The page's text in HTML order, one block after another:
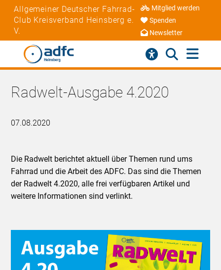
Allgemeiner Deutscher Fahrrad-
Club Kreisverband Heinsberg e.
V.
Mitglied werden
Spenden
Newsletter
Radwelt-Ausgabe 4.2020
07.08.2020
Die Radwelt berichtet aktuell über Themen rund ums
Fahrrad und die Arbeit des ADFC. Das sind die Themen
der Radwelt 4.2020, alle frei verfügbaren Artikel und
weitere Informationen sind verlinkt.